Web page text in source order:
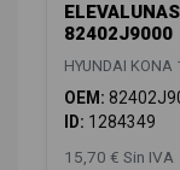
82402J9000
HYUNDAI KONA
OEM:
ID: 1284349
15,70 € Sin IVA